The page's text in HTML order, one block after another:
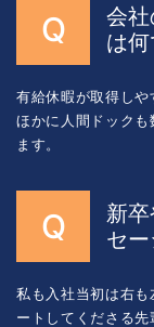
会
は何
有給休暇が取得し
ほかに人間ドック
ます。
新
セ
私も入社当初は右
ートしてくださる